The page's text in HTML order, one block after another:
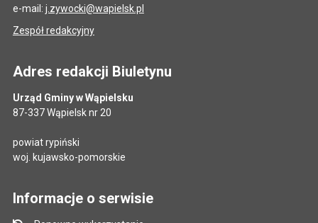
e-mail: j.zywocki@wapielsk.pl
Zespół redakcyjny
Adres redakcji Biuletynu
Urząd Gminy w Wąpielsku
87-337 Wąpielsk nr 20
powiat rypiński
woj. kujawsko-pomorskie
Informacje o serwisie